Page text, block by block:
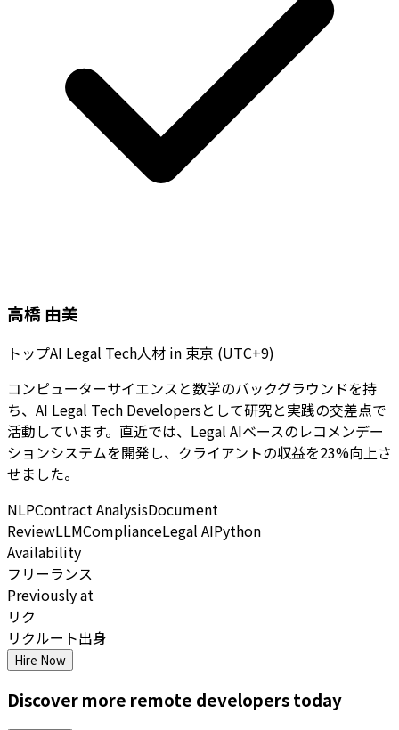
高橋 由美
トップAI Legal Tech人材 in 東京 (UTC+9)
コンピューターサイエンスと数学のバックグラウンドを持
ち、AI Legal Tech Developersとして研究と実践の交差点で
活動しています。直近では、Legal AIベースのレコメンデー
ションシステムを開発し、クライアントの収益を23%向上さ
せました。
NLPContract AnalysisDocument
ReviewLLMComplianceLegal AIPython
Availability
フリーランス
Previously at
リク
リクルート出身
Hire Now
Discover more remote developerstoday